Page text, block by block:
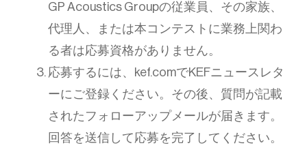
GP Acoustics Groupの従業員、その家族、
代理人、または本コンテストに業務上関わ
る者は応募資格がありません。
応募するには、kef.comでKEFニュースレタ
ーにご登録ください。その後、質問が記載
されたフォローアップメールが届きます。
回答を送信して応募を完了してください。